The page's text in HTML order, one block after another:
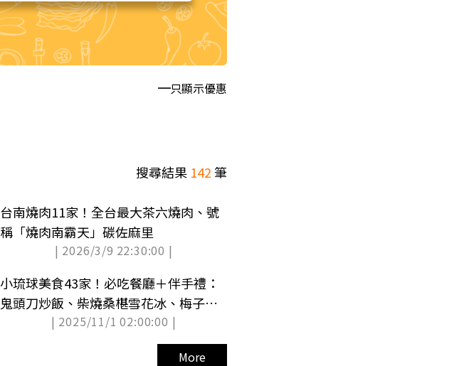
只顯示優惠
搜尋結果 142筆
台南燒肉11家！全台最大茶六燒肉、號
稱「燒肉南霸天」碳佐麻里
| 2026/3/9 22:30:00 |
小琉球美食43家！必吃餐廳＋伴手禮：
鬼頭刀炒飯、柴燒桑椹雪花冰、梅子麻
| 2025/11/1 02:00:00 |
More